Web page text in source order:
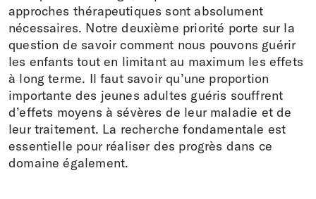
approches thérapeutiques sont absolument
nécessaires. Notre deuxième priorité porte sur la
question de savoir comment nous pouvons guérir
les enfants tout en limitant au maximum les effets
à long terme. Il faut savoir qu’une proportion
importante des jeunes adultes guéris souffrent
d’effets moyens à sévères de leur maladie et de
leur traitement. La recherche fondamentale est
essentielle pour réaliser des progrès dans ce
domaine également.